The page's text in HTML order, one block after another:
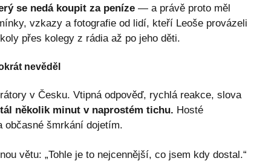
se nedá koupit za peníze— a právě proto měl
vzkazy a fotografie od lidí, kteří Leoše provázeli
přes kolegy z rádia až po jeho děti.
nevěděl
v Česku. Vtipná odpověď, rychlá reakce, slova
několik minut v naprostém tichu. Hosté
občasné šmrkání dojetím.
větu: „Tohle je to nejcennější, co jsem kdy dostal.“